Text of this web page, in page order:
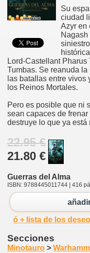
Su
ciudad
Azyr en
Lord-Castellant
Tumbas. Se reanuda
las batallas entre vivos
los Reinos Mortales.
Pero es posible que ni
sean capaces de
destruye lo que ya está
22.95 €
21.80 €
Guerras del Alma
ISBN: 9788445011744 | 416
ó + lista de los
Secciones
Minotauro >